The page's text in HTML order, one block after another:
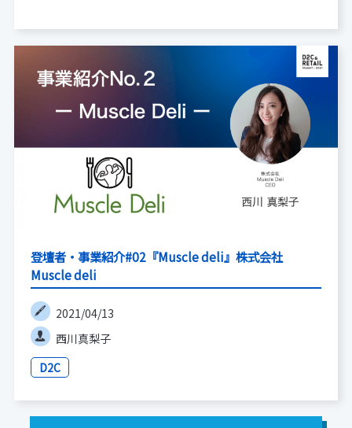
登壇者・事業紹介#02『Muscle deli』株式会社
Muscle deli
2021/04/13
西川真梨子
D2C